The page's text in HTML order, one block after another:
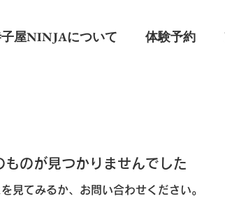
屋NINJAについて 体験予約
ものが見つかりませんでした
見てみるか、お問い合わせください。